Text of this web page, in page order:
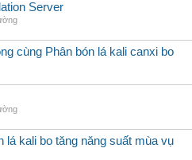
Server
cùng Phân bón lá kali canxi bo
lá kali bo tăng năng suất mùa vụ